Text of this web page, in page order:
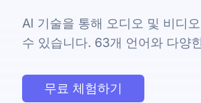
AI 기술을 통해 오디오 및 비디
수 있습니다. 63개 언어와 다양
무료 체험하기